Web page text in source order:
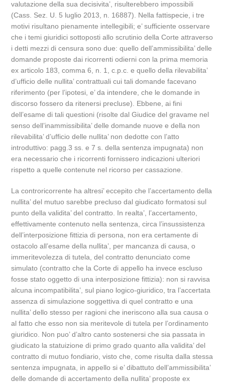
valutazione della sua decisivita’, risulterebbero impossibili
(Cass. Sez. U. 5 luglio 2013, n. 16887). Nella fattispecie, i tre
motivi risultano pienamente intellegibili; e’ sufficiente osservare
che i temi giuridici sottoposti allo scrutinio della Corte attraverso
i detti mezzi di censura sono due: quello dell’ammissibilita’ delle
domande proposte dai ricorrenti odierni con la prima memoria
ex articolo 183, comma 6, n. 1, c.p.c. e quello della rilevabilita’
d’ufficio delle nullita’ contrattuali cui tali domande facevano
riferimento (per l’ipotesi, e’ da intendere, che le domande in
discorso fossero da ritenersi precluse). Ebbene, ai fini
dell’esame di tali questioni (risolte dal Giudice del gravame nel
senso dell’inammissibilita’ delle domande nuove e della non
rilevabilita’ d’ufficio delle nullita’ non dedotte con l’atto
introduttivo: pagg.3 ss. e 7 s. della sentenza impugnata) non
era necessario che i ricorrenti fornissero indicazioni ulteriori
rispetto a quelle contenute nel ricorso per cassazione.
La controricorrente ha altresi’ eccepito che l’accertamento della
nullita’ del mutuo sarebbe precluso dal giudicato formatosi sul
punto della validita’ del contratto. In realta’, l’accertamento,
effettivamente contenuto nella sentenza, circa l’insussistenza
dell’interposizione fittizia di persona, non era certamente di
ostacolo all’esame della nullita’, per mancanza di causa, o
immeritevolezza di tutela, del contratto denunciato come
simulato (contratto che la Corte di appello ha invece escluso
fosse stato oggetto di una interposizione fittizia): non si ravvisa
alcuna incompatibilita’, sul piano logico-giuridico, tra l’accertata
assenza di simulazione soggettiva di quel contratto e una
nullita’ dello stesso per ragioni che ineriscono alla sua causa o
al fatto che esso non sia meritevole di tutela per l’ordinamento
giuridico. Non puo’ d’altro canto sostenersi che sia passata in
giudicato la statuizione di primo grado quanto alla validita’ del
contratto di mutuo fondiario, visto che, come risulta dalla stessa
sentenza impugnata, in appello si e’ dibattuto dell’ammissibilita’
delle domande di accertamento della nullita’ proposte ex